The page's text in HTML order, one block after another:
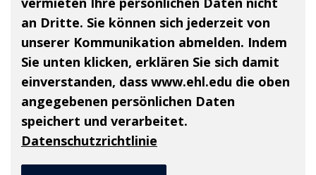
an Dritte. Sie können sich jederzeit von
unserer Kommunikation abmelden. Indem
Sie unten klicken, erklären Sie sich damit
einverstanden, dass www.ehl.edu die oben
angegebenen persönlichen Daten
speichert und verarbeitet.
Datenschutzrichtlinie